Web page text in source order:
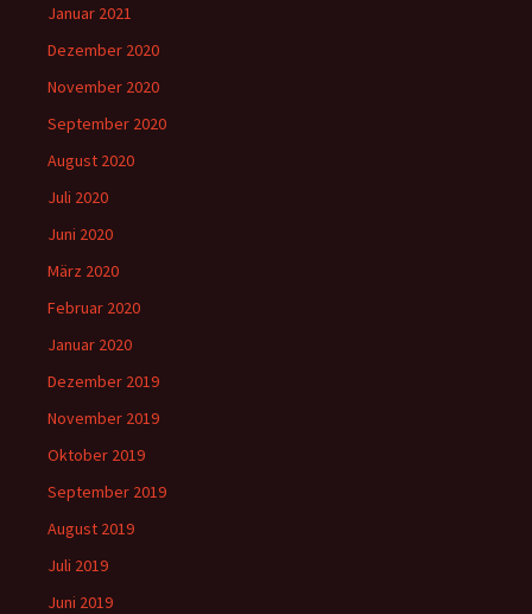
Januar 2021
Dezember 2020
November 2020
September 2020
August 2020
Juli 2020
Juni 2020
März 2020
Februar 2020
Januar 2020
Dezember 2019
November 2019
Oktober 2019
September 2019
August 2019
Juli 2019
Juni 2019